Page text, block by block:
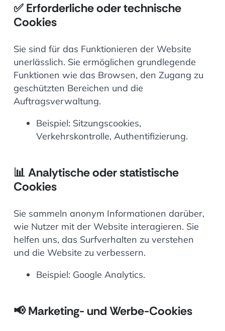
✅ Erforderliche oder technische
Cookies
Sie sind für das Funktionieren der Website
unerlässlich. Sie ermöglichen grundlegende
Funktionen wie das Browsen, den Zugang zu
geschützten Bereichen und die
Auftragsverwaltung.
Beispiel: Sitzungscookies,
Verkehrskontrolle, Authentifizierung.
📊 Analytische oder statistische
Cookies
Sie sammeln anonym Informationen darüber,
wie Nutzer mit der Website interagieren. Sie
helfen uns, das Surfverhalten zu verstehen
und die Website zu verbessern.
Beispiel: Google Analytics.
📢Marketing- und Werbe-Cookies